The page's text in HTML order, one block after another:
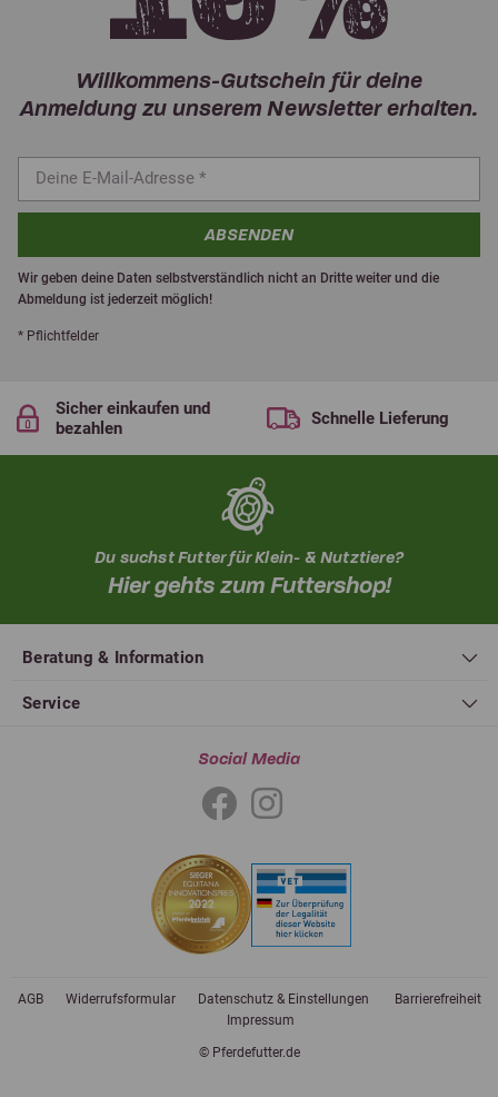
Willkommens-Gutschein für deine
Anmeldung zu unserem Newsletter erhalten.
ABSENDEN
Wir geben deine Daten selbstverständlich nicht an Dritte weiter und die
Abmeldung ist jederzeit möglich!
* Pflichtfelder
Sicher einkaufen und
bezahlen
Schnelle Lieferung
Du suchst Futter für Klein- & Nutztiere?
Hier gehts zum Futtershop!
Beratung & Information
Service
Social Media
© Pferdefutter.de
AGB Widerrufsformular Datenschutz & Einstellungen
Barrierefreiheit
Impressum